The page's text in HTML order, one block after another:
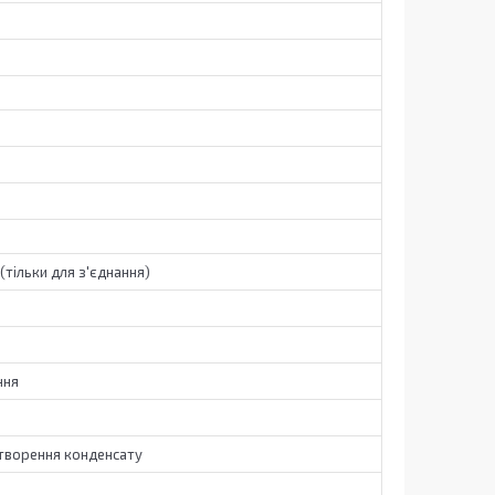
для з'єднання)
конденсату